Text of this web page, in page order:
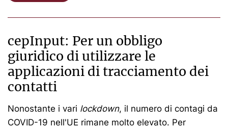
cepInput: Per un obbligo
giuridico di utilizzare le
applicazioni di tracciamento dei
contatti
Nonostante i vari lockdown, il numero di contagi da
COVID-19 nell'UE rimane molto elevato. Per